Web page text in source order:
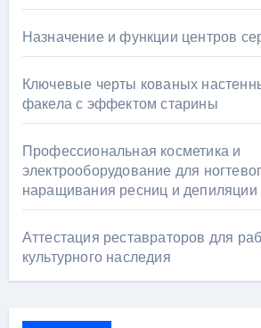
Назначение и функции центров
Ключевые черты кованых
факела с эффектом старины
Профессиональная косметика и
электрооборудование для
наращивания ресниц и депиляции
Аттестация реставраторов для
культурного наследия